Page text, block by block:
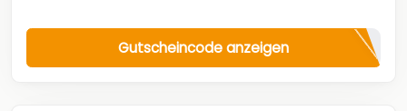
Gutscheincode anzeigen